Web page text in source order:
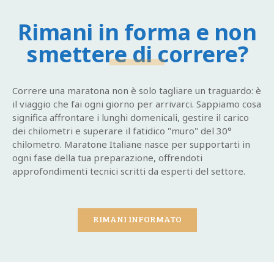
Rimani in forma e non
smettere di correre?
Correre una maratona non è solo tagliare un traguardo: è
il viaggio che fai ogni giorno per arrivarci. Sappiamo cosa
significa affrontare i lunghi domenicali, gestire il carico
dei chilometri e superare il fatidico "muro" del 30°
chilometro. Maratone Italiane nasce per supportarti in
ogni fase della tua preparazione, offrendoti
approfondimenti tecnici scritti da esperti del settore.
RIMANI INFORMATO